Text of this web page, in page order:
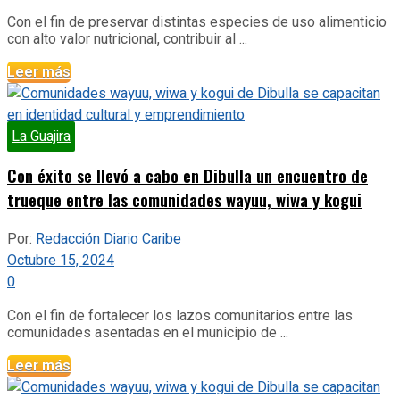
Con el fin de preservar distintas especies de uso alimenticio
con alto valor nutricional, contribuir al ...
Leer más
La Guajira
Con éxito se llevó a cabo en Dibulla un encuentro de
trueque entre las comunidades wayuu, wiwa y kogui
Por: Redacción Diario Caribe
Octubre 15, 2024
0
Con el fin de fortalecer los lazos comunitarios entre las
comunidades asentadas en el municipio de ...
Leer más